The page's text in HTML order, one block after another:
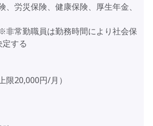
、労災保険、健康保険、厚生年金、
非常勤職員は勤務時間により社会保
する
限20,000円/月）